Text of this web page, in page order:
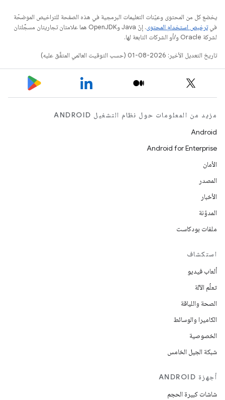
يخضع كل من المحتوى وعيّنات التعليمات البرمجية في هذه الصفحة للتراخيص الموضحّة
فيترخيص استخدام المحتوى
. إنّ Java وOpenJDK هما علامتان تجاريتان مسجَّلتان
لشركة Oracle و/أو الشركات التابعة لها.
تاريخ التعديل الأخير: 2026-08-01 (حسب التوقيت العالمي المتفَّق عليه)
مزيد من المعلومات حول نظام التشغيل ANDROID
Android
Android for Enterprise
الأمان
المصدر
الأخبار
المدوّنة
ملفات بودكاست
استكشاف
ألعاب فيديو
تعلُم الآلة
الصحة واللياقة
الكاميرا والوسائط
الخصوصية
شبكة الجيل الخامس
أجهزة ANDROID
شاشات كبيرة الحجم